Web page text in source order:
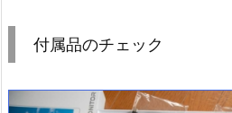
付属品のチェック